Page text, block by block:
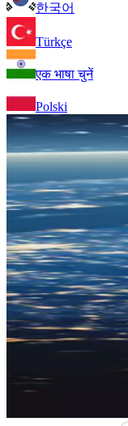
한국어
Türkçe
एक भाषा चुनें
Polski